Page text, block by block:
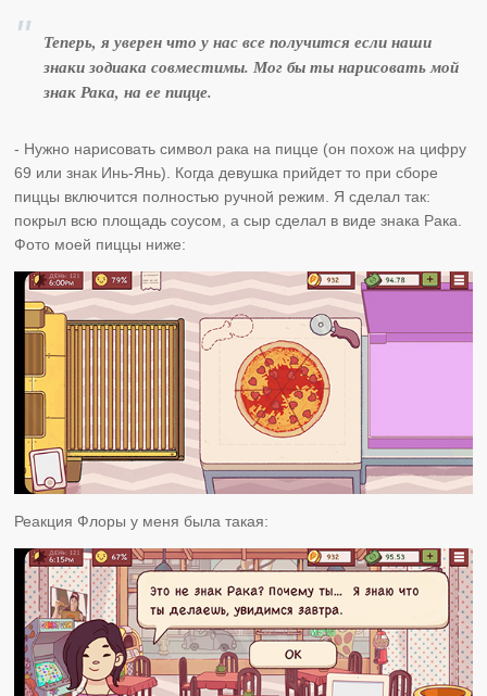
Теперь, я уверен что у нас все получится если наши
знаки зодиака совместимы. Мог бы ты нарисовать мой
знак Рака, на ее пицце.
- Нужно нарисовать символ рака на пицце (он похож на цифру
69 или знак Инь-Янь). Когда девушка прийдет то при сборе
пиццы включится полностью ручной режим. Я сделал так:
покрыл всю площадь соусом, а сыр сделал в виде знака Рака.
Фото моей пиццы ниже:
Реакция Флоры у меня была такая: